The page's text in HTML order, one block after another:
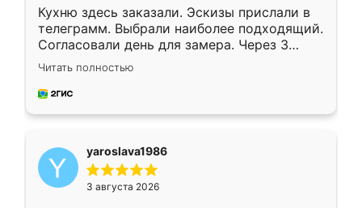
Кухню здесь заказали. Эскизы прислали в
телеграмм. Выбрали наиболее подходящий.
Согласовали день для замера. Через 3
недели кухня была уже готова. Остались
довольны работой. Спасибо Ренессанс
мебель за качественную работу!
Читать полностью
yaroslava1986
3 августа 2026